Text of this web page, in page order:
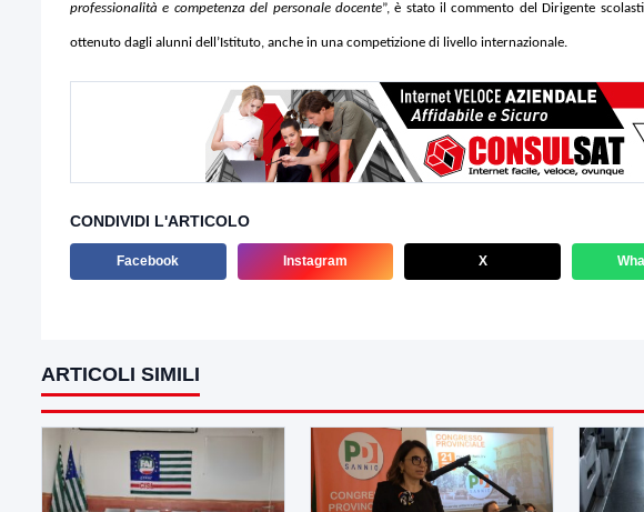
professionalità e competenza del personale docente”, è stato il commento del Dirigente
ottenuto dagli alunni dell’Istituto, anche in una competizione di livello internazionale.
CONDIVIDI L'ARTICOLO
Facebook Instagram X
ARTICOLI SIMILI